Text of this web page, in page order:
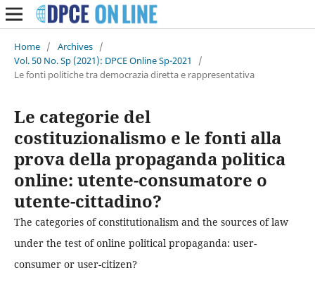
Home / Archives /
Vol. 50 No. Sp (2021): DPCE Online Sp-2021
/
Le fonti politiche tra democrazia diretta e rappresentativa
Le categorie del
costituzionalismo e le fonti alla
prova della propaganda politica
online: utente-consumatore o
utente-cittadino?
The categories of constitutionalism and the sources of law
under the test of online political propaganda: user-
consumer or user-citizen?